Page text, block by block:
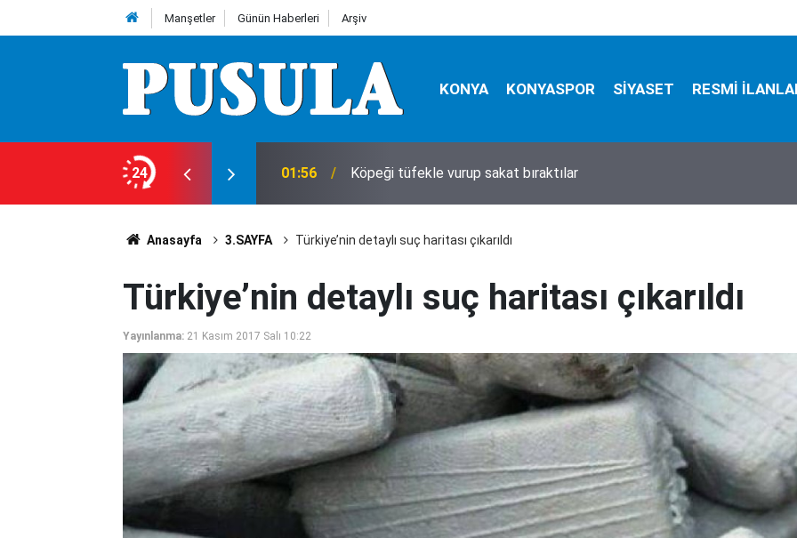
Manşetler Günün Haberleri Arşiv
KONYA KONYASPOR SİYASET RESMİ
24 01:56 Köpeği tüfekle vurup sakat bıraktılar
Anasayfa 3.SAYFA Türkiye’nin detaylı suç haritası çıkarıldı
Türkiye’nin detaylı suç haritası çıkarıldı
Yayınlanma: 21 Kasım 2017 Salı 10:22